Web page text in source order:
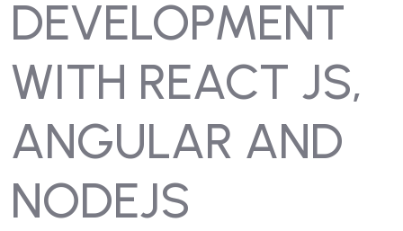
DEVELOPMENT
WITH REACT JS,
ANGULAR AND
NODEJS